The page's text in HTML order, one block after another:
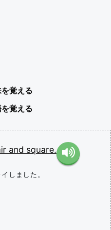
覚える
覚える
and square.
しました。